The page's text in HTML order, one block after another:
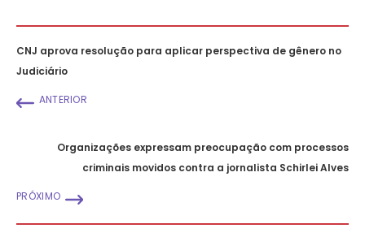
CNJ aprova resolução para aplicar perspectiva de gênero no
Judiciário
ANTERIOR
Organizações expressam preocupação com processos
criminais movidos contra a jornalista Schirlei Alves
PRÓXIMO